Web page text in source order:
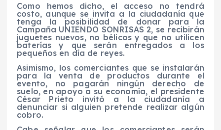
Como hemos dicho, el acceso no tendrá
costo, aunque se invita a la ciudadanía que
tenga la posibilidad de donar para la
Campaña UNIENDO SONRISAS 2, se recibirán
juguetes nuevos, no bélicos y que no utilicen
baterías y que serán entregados a los
pequeños en día de reyes.
Asimismo, los comerciantes que se instalarán
para la venta de productos durante el
evento, no pagarán ningún derecho de
suelo, en apoyo a su economía, el presidente
César Prieto invitó a la ciudadanía a
denunciar si alguien pretende realizar algún
cobro.